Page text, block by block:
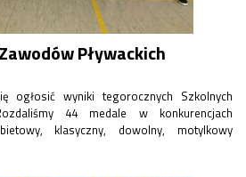
Pływackich
ogłosić wyniki tegorocznych Szkolnych
44 medale w konkurencjach
klasyczny, dowolny, motylkowy